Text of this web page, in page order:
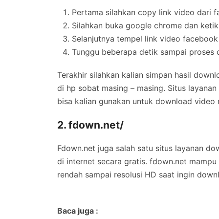
Pertama silahkan copy link video dari
Silahkan buka google chrome dan
Selanjutnya tempel link video
Tunggu beberapa detik sampai
Terakhir silahkan kalian simpan hasil
di hp sobat masing – masing. Situs
bisa kalian gunakan untuk download
2. fdown.net/
Fdown.net juga salah satu situs layanan
di internet secara gratis. fdown.net
rendah sampai resolusi HD saat ingin
Baca juga :